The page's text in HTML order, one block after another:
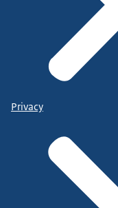
Privacy